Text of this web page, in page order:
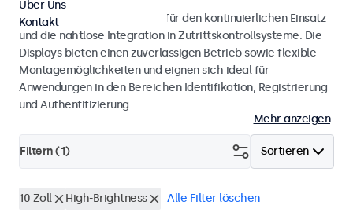
Monitore und Touchscreens für den kontinuierlichen Einsatz
und die nahtlose Integration in Zutrittskontrollsysteme. Die
Displays bieten einen zuverlässigen Betrieb sowie flexible
Montagemöglichkeiten und eignen sich ideal für
Anwendungen in den Bereichen Identifikation, Registrierung
und Authentifizierung.
Mehr anzeigen
Sortieren
Filtern (1)
10 Zoll High-Brightness Alle Filter löschen
Über Uns
Kontakt